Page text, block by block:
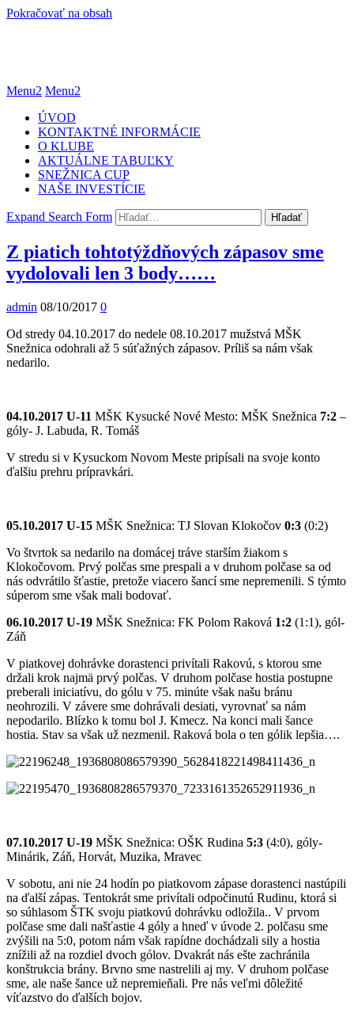
Pokračovať na obsah
Menu2 Menu2
ÚVOD
KONTAKTNÉ INFORMÁCIE
O KLUBE
AKTUÁLNE TABUĽKY
SNEŽNICA CUP
NAŠE INVESTÍCIE
Expand Search Form Hľadať
Z piatich tohtotýždňových zápasov sme
vydolovali len 3 body……
admin 08/10/2017 0
Od stredy 04.10.2017 do nedele 08.10.2017 mužstvá MŠK
Snežnica odohrali až 5 súťažných zápasov. Príliš sa nám však
nedarilo.
04.10.2017 U-11 MŠK Kysucké Nové Mesto: MŠK Snežnica 7:2 –
góly- J. Labuda, R. Tomáš
V stredu si v Kysuckom Novom Meste pripísali na svoje konto
ďalšiu prehru prípravkári.
05.10.2017 U-15 MŠK Snežnica: TJ Slovan Klokočov 0:3 (0:2)
Vo štvrtok sa nedarilo na domácej tráve starším žiakom s
Klokočovom. Prvý polčas sme prespali a v druhom polčase sa od
nás odvrátilo šťastie, pretože viacero šancí sme nepremenili. S týmto
súperom sme však mali bodovať.
06.10.2017 U-19 MŠK Snežnica: FK Polom Raková 1:2 (1:1), gól-
Záň
V piatkovej dohrávke dorastenci privítali Rakovú, s ktorou sme
držali krok najmä prvý polčas. V druhom polčase hostia postupne
preberali iniciatívu, do gólu v 75. minúte však našu bránu
neohrozili. V závere sme dohrávali desiati, vyrovnať sa nám
nepodarilo. Blízko k tomu bol J. Kmecz. Na konci mali šance
hostia. Stav sa však už nezmenil. Raková bola o ten gólik lepšia….
07.10.2017 U-19 MŠK Snežnica: OŠK Rudina 5:3 (4:0), góly-
Minárik, Záň, Horvát, Muzika, Mravec
V sobotu, ani nie 24 hodín po piatkovom zápase dorastenci nastúpili
na ďalší zápas. Tentokrát sme privítali odpočinutú Rudinu, ktorá si
so súhlasom ŠTK svoju piatkovú dohrávku odložila.. V prvom
polčase sme dali našťastie 4 góly a hneď v úvode 2. polčasu sme
zvýšili na 5:0, potom nám však rapídne dochádzali sily a hostia
znížili až na rozdiel dvoch gólov. Dvakrát nás ešte zachránila
konštrukcia brány. Brvno sme nastrelili aj my. V druhom polčase
sme, ale naše šance už nepremieňali. Pre nás veľmi dôležité
víťazstvo do ďalších bojov.